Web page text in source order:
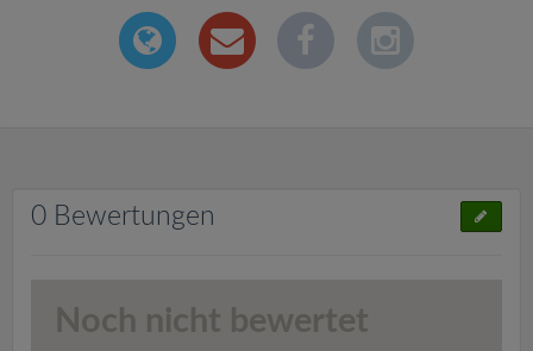
0 Bewertungen
Noch nicht bewertet